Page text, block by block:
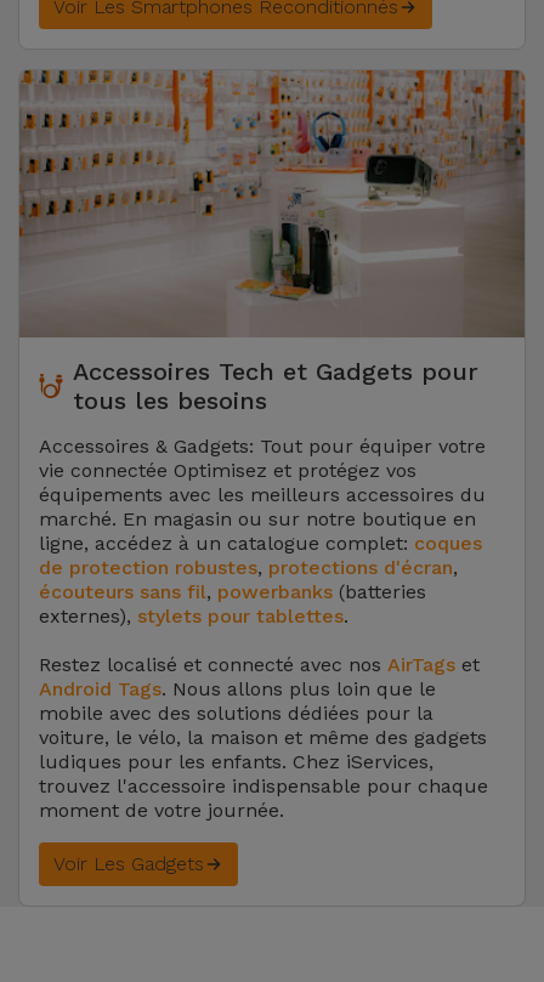
Voir Les Smartphones Reconditionnés
Accessoires Tech et Gadgets pour
tous les besoins
Accessoires & Gadgets: Tout pour équiper votre
vie connectée Optimisez et protégez vos
équipements avec les meilleurs accessoires du
marché. En magasin ou sur notre boutique en
ligne, accédez à un catalogue complet: coques
de protection robustes, protections d'écran,
écouteurs sans fil, powerbanks (batteries
externes), stylets pour tablettes.
Restez localisé et connecté avec nos AirTags et
Android Tags. Nous allons plus loin que le
mobile avec des solutions dédiées pour la
voiture, le vélo, la maison et même des gadgets
ludiques pour les enfants. Chez iServices,
trouvez l'accessoire indispensable pour chaque
moment de votre journée.
Voir Les Gadgets